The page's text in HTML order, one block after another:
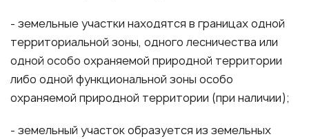
- земельные участки находятся в границах одной
территориальной зоны, одного лесничества или
одной особо охраняемой природной территории
либо одной функциональной зоны особо
охраняемой природной территории (при наличии);
- земельный участок образуется из земельных